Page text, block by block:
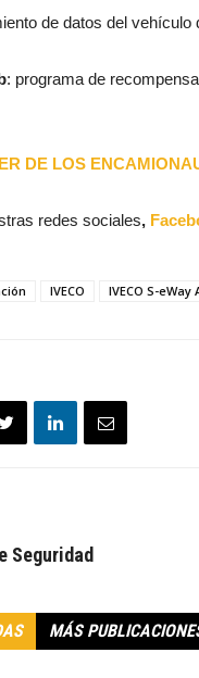
de datos del vehículo
: programa de
DE LOS
redes sociales,
IVECO IVECO S-eWay
Seguridad
MÁS